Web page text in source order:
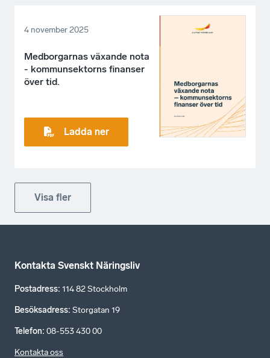
4 november 2025
Medborgarnas växande nota
- kommunsektorns finanser
över tid.
Ladda ner
Visa fler
Kontakta Svenskt Näringsliv
Postadress: 114 82 Stockholm
Besöksadress: Storgatan 19
Telefon: 08-553 430 00
Kontakta oss